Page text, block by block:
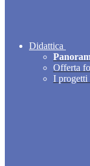
Didattica
Offerta
I progetti